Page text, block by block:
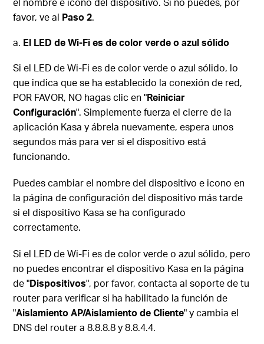
favor, ve al Paso 2.
El LED de Wi-Fi es de color verde o azul sólido
Si el LED de Wi-Fi es de color verde o azul sólido, lo
que indica que se ha establecido la conexión de red,
POR FAVOR, NO hagas clic en "Reiniciar
Configuración". Simplemente fuerza el cierre de la
aplicación Kasa y ábrela nuevamente, espera unos
segundos más para ver si el dispositivo está
funcionando.
Puedes cambiar el nombre del dispositivo e icono en
la página de configuración del dispositivo más tarde
si el dispositivo Kasa se ha configurado
correctamente.
Si el LED de Wi-Fi es de color verde o azul sólido, pero
no puedes encontrar el dispositivo Kasa en la página
de "Dispositivos", por favor, contacta al soporte de tu
router para verificar si ha habilitado la función de
"Aislamiento AP/Aislamiento de Cliente" y cambia el
DNS del router a 8.8.8.8 y 8.8.4.4.